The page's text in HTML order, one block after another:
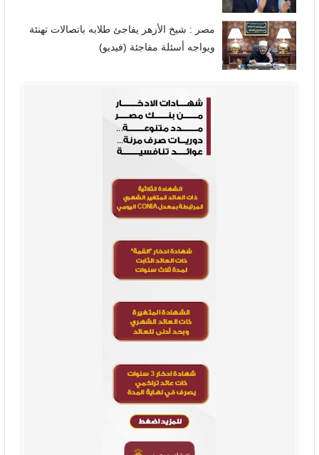
مصر : شيخ الأزهر يفاجئ طلابه باتصالات تهنئة
ويواجه أسئلة مفاجئة (فيديو)